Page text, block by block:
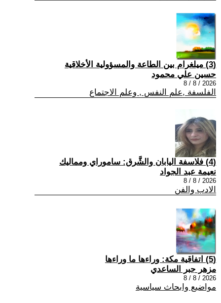
(3) ميلغرام بين الطاعة والمسؤولية الأخلاقية
حسين علي محمود
2026 / 8 / 8
الفلسفة ,علم النفس , وعلم الاجتماع
(4) فلاسفة اليابان والشَّرق: ساموراي ومماليك
نعيمة عبد الجواد
2026 / 8 / 8
الادب والفن
(5) اتفاقية مكة: وراءها ما وراءها
مزهر جبر الساعدي
2026 / 8 / 8
مواضيع وابحاث سياسية